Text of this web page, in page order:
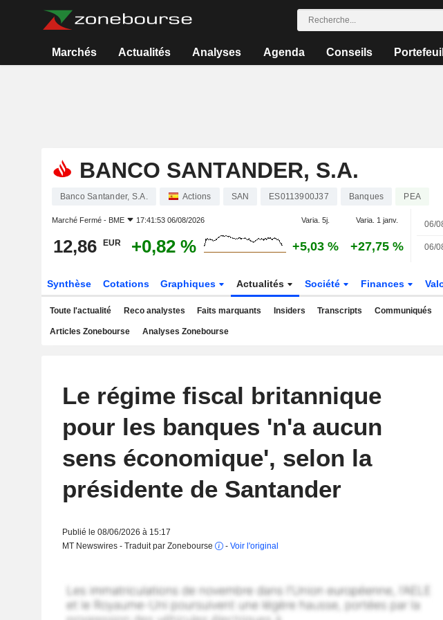
Marchés Actualités Analyses Agenda Conseils
BANCO SANTANDER, S.A.
Banco Santander, S.A. Actions SAN ES0113900J37 Banques PEA
Marché Fermé - BME 17:41:53 06/08/2026 Varia. 5j. Varia. 1 janv.
12,86 EUR +0,82 % +5,03 % +27,75 %
06/
06/
Synthèse Cotations Graphiques Actualités Société Finances
Toute l'actualité Reco analystes Faits marquants Insiders Transcripts Communiqués
Articles Zonebourse Analyses Zonebourse
Le régime fiscal britannique
pour les banques 'n'a aucun
sens économique', selon la
présidente de Santander
Publié le 08/06/2026 à 15:17
MT Newswires - Traduit par Zonebourse
- Voir l'original